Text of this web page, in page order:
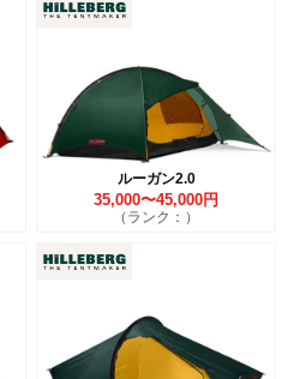
ルーガン2.0
35,000〜45,000円
（ランク：）